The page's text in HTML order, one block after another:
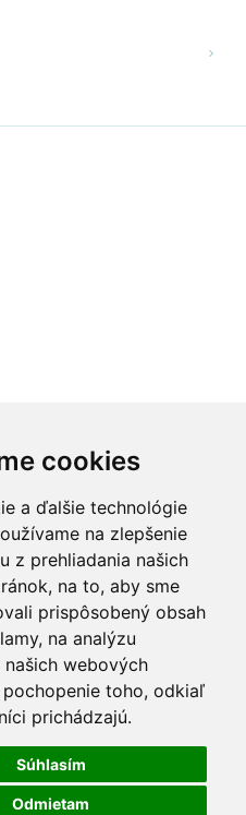
cookies
a ďalšie technológie
na zlepšenie
z prehliadania našich
na to, aby sme
prispôsobený obsah
na analýzu
webových
toho, odkiaľ
prichádzajú.
Súhlasím
Odmietam
skúšanie nosiča alebo
na presný termín, aby
venovať. V prípade, že